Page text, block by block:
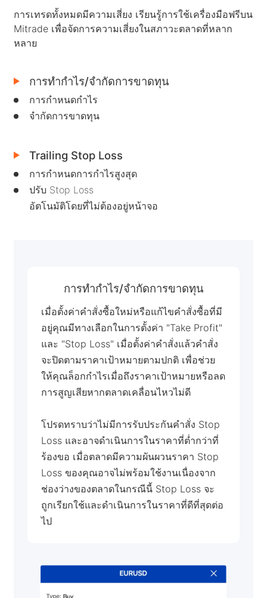
Español
Italiano
العربية
繁體中文
한국어
Bahasa Melayu
การเทรดทั้งหมดมีความเสี่ยง เรียนรู้การใช้เครื่องมือฟรีบน
Mitrade เพื่อจัดการความเสี่ยงในสภาวะตลาดที่หลาก
หลาย
การทำกำไร/จำกัดการขาดทุน
การกำหนดกำไร
จำกัดการขาดทุน
Trailing Stop Loss
การกำหนดการกำไรสูงสุด
ปรับ Stop Loss
อัตโนมัติโดยที่ไม่ต้องอยู่หน้าจอ
การทำกำไร/จำกัดการขาดทุน
เมื่อตั้งค่าคำสั่งซื้อใหม่หรือแก้ไขคำสั่งซื้อที่มี
อยู่คุณมีทางเลือกในการตั้งค่า "Take Profit"
และ "Stop Loss" เมื่อตั้งค่าคำสั่งแล้วคำสั่ง
จะปิดตามราคาเป้าหมายตามปกติ เพื่อช่วย
ให้คุณล็อกกำไรเมื่อถึงราคาเป้าหมายหรือลด
การสูญเสียหากตลาดเคลื่อนไหวไม่ดี
โปรดทราบว่าไม่มีการรับประกันคำสั่ง Stop
Loss และอาจดำเนินการในราคาที่ต่ำกว่าที่
ร้องขอ เมื่อตลาดมีความผันผวนราคา Stop
Loss ของคุณอาจไม่พร้อมใช้งานเนื่องจาก
ช่องว่างของตลาดในกรณีนี้ Stop Loss จะ
ถูกเรียกใช้และดำเนินการในราคาที่ดีที่สุดต่อ
ไป